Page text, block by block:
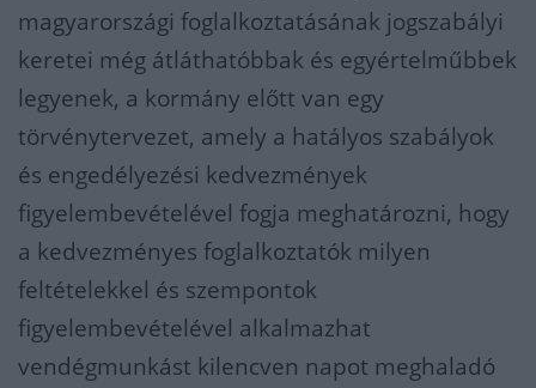
magyarországi foglalkoztatásának jogszabályi
keretei még átláthatóbbak és egyértelműbbek
legyenek, a kormány előtt van egy
törvénytervezet, amely a hatályos szabályok
és engedélyezési kedvezmények
figyelembevételével fogja meghatározni, hogy
a kedvezményes foglalkoztatók milyen
feltételekkel és szempontok
figyelembevételével alkalmazhat
vendégmunkást kilencven napot meghaladó